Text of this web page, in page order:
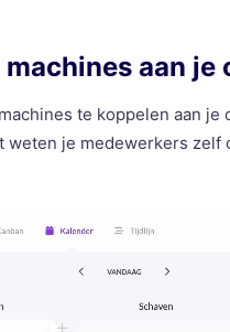
aan je
te koppelen aan
weten je medewerkers zelf